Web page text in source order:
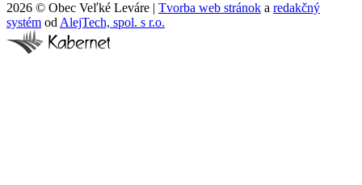
2026 © Obec Veľké Leváre | Tvorba web stránok a redakčný
systém od AlejTech, spol. s r.o.